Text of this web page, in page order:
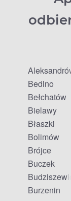
Bedlno
Bełchatów
Bielawy
Błaszki
Bolimów
Brójce
Buczek
Burzenin